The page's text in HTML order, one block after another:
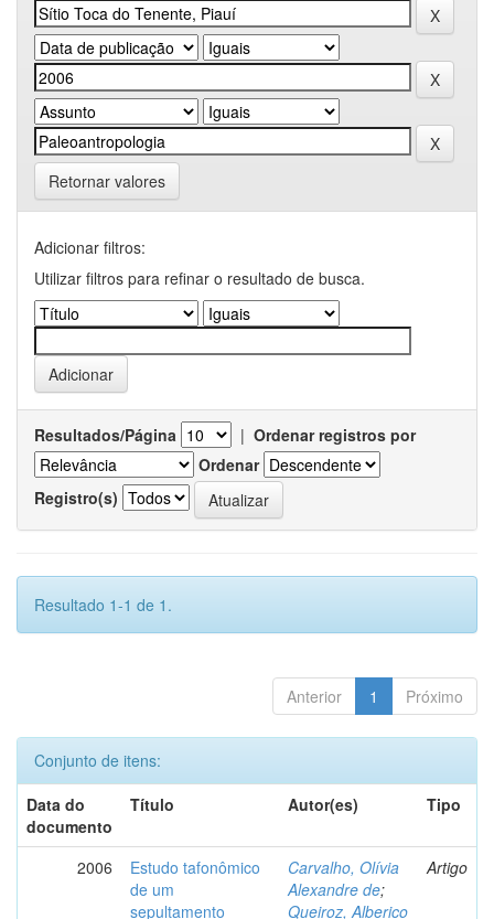
Retornar valores
Adicionar filtros:
Utilizar filtros para refinar o resultado de busca.
Resultados/Página | Ordenar registros por
Ordenar
Registro(s)
Resultado 1-1 de 1.
Anterior 1 Próximo
Conjunto de itens:
Data do
documento
Título Autor(es) Tipo
2006
Estudo tafonômico
de um
sepultamento
Carvalho, Olívia
Alexandre de;
Queiroz, Alberico
Artigo